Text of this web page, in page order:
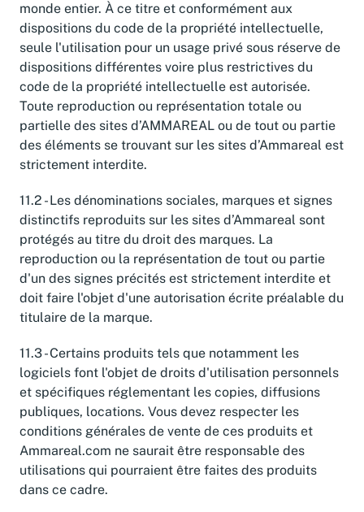
monde entier. À ce titre et conformément aux
dispositions du code de la propriété intellectuelle,
seule l'utilisation pour un usage privé sous réserve de
dispositions différentes voire plus restrictives du
code de la propriété intellectuelle est autorisée.
Toute reproduction ou représentation totale ou
partielle des sites d’AMMAREAL ou de tout ou partie
des éléments se trouvant sur les sites d’Ammareal est
strictement interdite.
11.2 - Les dénominations sociales, marques et signes
distinctifs reproduits sur les sites d’Ammareal sont
protégés au titre du droit des marques. La
reproduction ou la représentation de tout ou partie
d'un des signes précités est strictement interdite et
doit faire l'objet d'une autorisation écrite préalable du
titulaire de la marque.
11.3 - Certains produits tels que notamment les
logiciels font l'objet de droits d'utilisation personnels
et spécifiques réglementant les copies, diffusions
publiques, locations. Vous devez respecter les
conditions générales de vente de ces produits et
Ammareal.com ne saurait être responsable des
utilisations qui pourraient être faites des produits
dans ce cadre.